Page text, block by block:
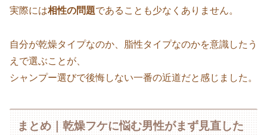
実際には相性の問題であることも少なくありません。
自分が乾燥タイプなのか、脂性タイプなのかを意識したう
えで選ぶことが、
シャンプー選びで後悔しない一番の近道だと感じました。
まとめ｜乾燥フケに悩む男性がまず見直した